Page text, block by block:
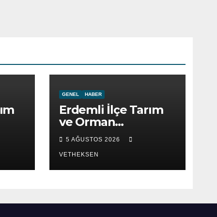
GENEL HABER
Erdemli İlçe Tarım
ve Orman
Müdürlüğü ziyaret
edildi.
5 AĞUSTOS 2026
VETHEKSEN